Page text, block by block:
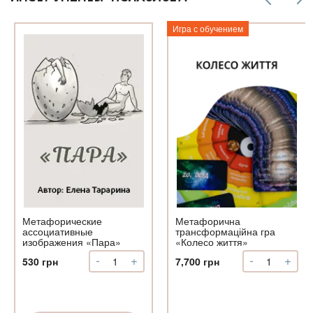
Метафорические
ассоциативные
изображения «Пара»
530 грн -
Количество
Метафорические
+
Игра с обучением
Метафорична
трансформаційна гра
«Колесо життя»
7,700 грн -
Количество
+